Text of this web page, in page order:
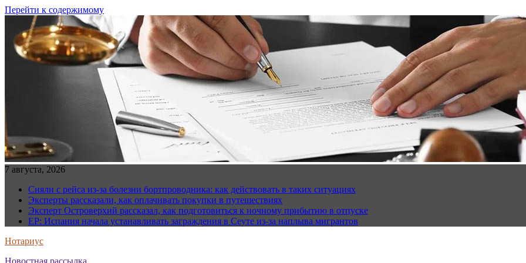
Перейти к содержимому
7 августа, 2026
Сняли с рейса из-за болезни бортпроводника: как действовать в таких ситуациях
Эксперты рассказали, как оплачивать покупки в путешествиях
Эксперт Островерхий рассказал, как подготовиться к ночному прибытию в отпуске
EP: Испания начала устанавливать заграждения в Сеуте из-за наплыва мигрантов
Нотариус
Новостная рассылка